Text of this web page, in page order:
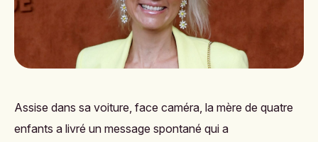
Assise dans sa voiture, face caméra, la mère de quatre
enfants a livré un message spontané qui a